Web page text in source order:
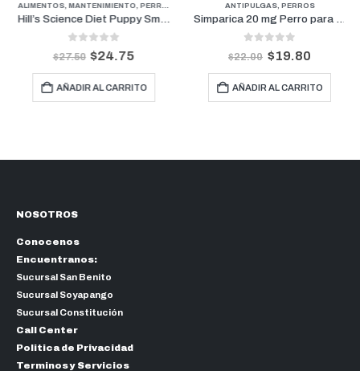
PUPPYALIMENTOS, MANTENIMIENTO, PERROS
Hill’s Science Diet Puppy Small Bites Pollo y Arroz | Cachorros de Razas Pequeñas 4.5lb
out of 5
$27.50 $24.75
AÑADIR AL CARRITO
ANTIPULGAS, PERROS
Simparica 20 mg Perro para pesos de 5 kg a 10 kg (1 Mes)
out of 5
$22.00 $19.80
AÑADIR AL CARRITO
NOSOTROS
Conocenos
Encuentranos:
Sucursal San Benito
Sucursal Soyapango
Sucursal Constitución
Call Center
Politica de Privacidad
Terminos y Servicios